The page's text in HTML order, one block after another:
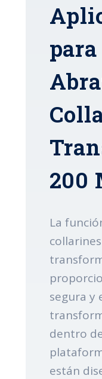
para
200
La
segura y
dentro
están